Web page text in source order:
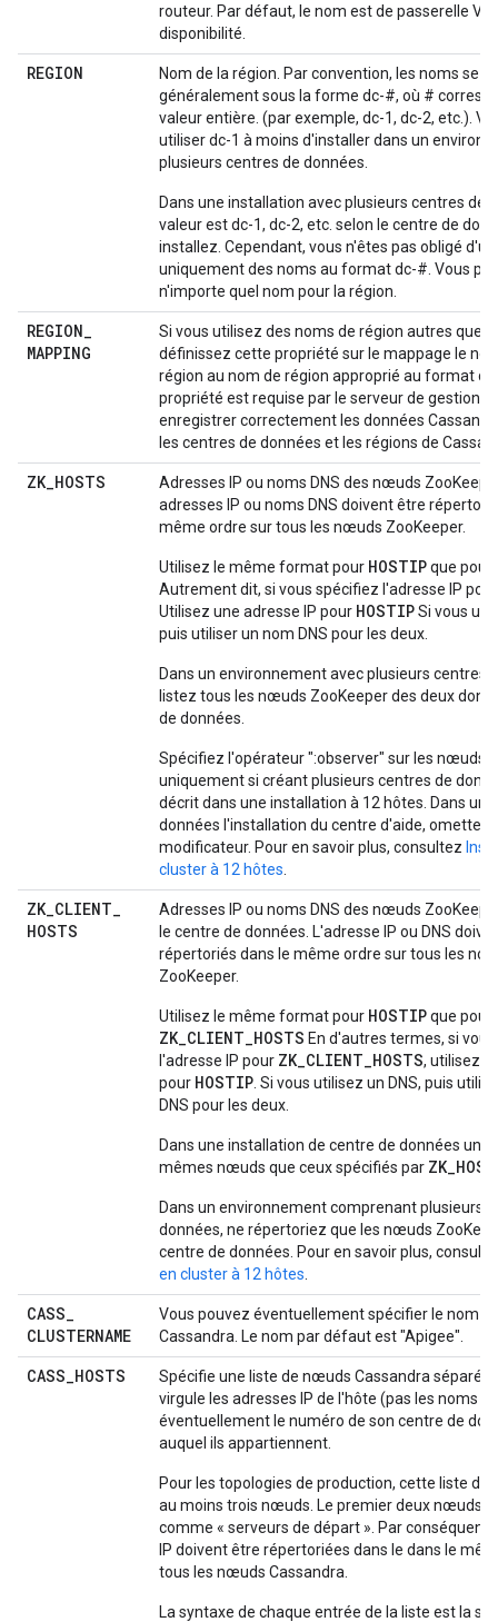
routeur. Par défaut, le nom est de passerelle
disponibilité.
REGION
Nom de la région. Par convention, les noms se
généralement sous la forme dc-#, où #
valeur entière. (par exemple, dc-1, dc-2, etc.).
utiliser dc-1 à moins d'installer dans un
plusieurs centres de données.
Dans une installation avec plusieurs centres de
valeur est dc-1, dc-2, etc. selon le centre de
installez. Cependant, vous n'êtes pas obligé
uniquement des noms au format dc-#. Vous
n'importe quel nom pour la région.
REGION_
MAPPING
Si vous utilisez des noms de région autres que
définissez cette propriété sur le mappage le
région au nom de région approprié au format
propriété est requise par le serveur de gestion
enregistrer correctement les données
les centres de données et les régions de
ZK_HOSTS
Adresses IP ou noms DNS des nœuds
adresses IP ou noms DNS doivent être
même ordre sur tous les nœuds ZooKeeper.
Utilisez le même format pour HOSTIPque pour
Autrement dit, si vous spécifiez l'adresse IP
Utilisez une adresse IP pour HOSTIPSi vous
puis utiliser un nom DNS pour les deux.
Dans un environnement avec plusieurs centres
listez tous les nœuds ZooKeeper des deux
de données.
Spécifiez l'opérateur ":observer" sur les nœuds
uniquement si créant plusieurs centres de
décrit dans une installation à 12 hôtes. Dans un
données l'installation du centre d'aide, omettez
modificateur. Pour en savoir plus, consultez
cluster à 12 hôtes
ZK_CLIENT_
HOSTS
Adresses IP ou noms DNS des nœuds
le centre de données. L'adresse IP ou DNS
répertoriés dans le même ordre sur tous les
ZooKeeper.
Utilisez le même format pour HOSTIPque pour
ZK_CLIENT_HOSTS En d'autres termes, si
l'adresse IP pour ZK_CLIENT_HOSTS, utilisez
pour HOSTIP . Si vous utilisez un DNS, puis
DNS pour les deux.
Dans une installation de centre de données
mêmes nœuds que ceux spécifiés par
Dans un environnement comprenant plusieurs
données, ne répertoriez que les nœuds
centre de données. Pour en savoir plus,
en cluster à 12 hôtes
CASS_
CLUSTERNAME
Vous pouvez éventuellement spécifier le nom
Cassandra. Le nom par défaut est "Apigee".
CASS_HOSTS
Spécifie une liste de nœuds Cassandra séparés
virgule les adresses IP de l'hôte (pas les noms
éventuellement le numéro de son centre de
auquel ils appartiennent.
Pour les topologies de production, cette liste
au moins trois nœuds. Le premier deux nœuds
comme « serveurs de départ ». Par conséquent,
IP doivent être répertoriées dans le dans le
tous les nœuds Cassandra.
La syntaxe de chaque entrée de la liste est la